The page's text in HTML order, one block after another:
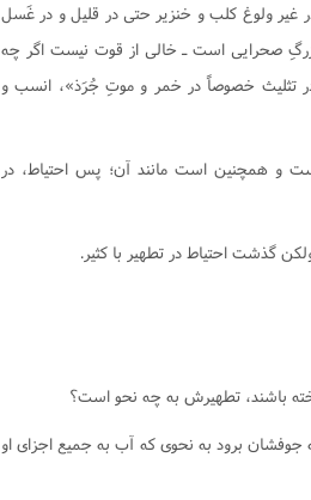
غير ولوغ کلب و خنزير حتى در قليل و در غَسل
صحرايى است ـ خالى از قوت نيست اگر چه
در تثليث خصوصاً در خمر و موتِ جُرَذ»، انسب و
و همچنين است مانند آن؛ پس احتياط، در
باشند، تطهيرش به چه نحو است؟
جوفشان برود به نحوى که آب به جميع اجزاى او